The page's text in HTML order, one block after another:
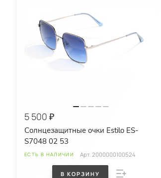
5 500 ₽
Солнцезащитные очки Estilo ES-
S7048 02 53
ЕСТЬ В НАЛИЧИИ Арт.2000000100524
В КОРЗИНУ